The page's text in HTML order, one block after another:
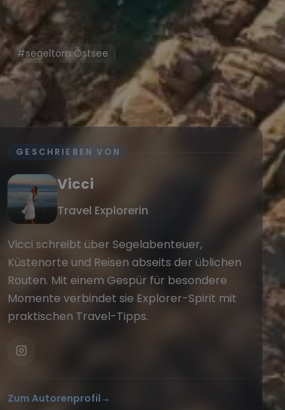
#segeltörn Ostsee
GESCHRIEBEN VON
Vicci
Travel Explorerin
Vicci schreibt über Segelabenteuer,
Küstenorte und Reisen abseits der üblichen
Routen. Mit einem Gespür für besondere
Momente verbindet sie Explorer-Spirit mit
praktischen Travel-Tipps.
Zum Autorenprofil →